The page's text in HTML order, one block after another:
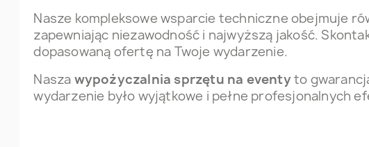
Nasze kompleksowe wsparcie techniczne obejmuje
zapewniając niezawodność i najwyższą jakość.
dopasowaną ofertę na Twoje wydarzenie.
Nasza wypożyczalnia sprzętu na eventyto
wydarzenie było wyjątkowe i pełne profesjonalnych